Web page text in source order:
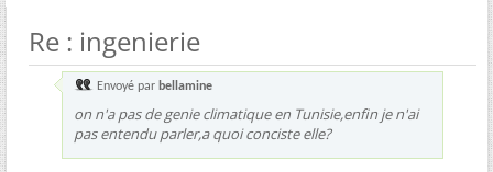
Re : ingenierie
Envoyé par bellamine
on n'a pas de genie climatique en Tunisie,enfin je n'ai
pas entendu parler,a quoi conciste elle?